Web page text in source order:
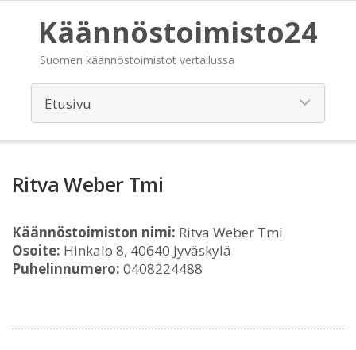
Käännöstoimisto24
Suomen käännöstoimistot vertailussa
Ritva Weber Tmi
Käännöstoimiston nimi: Ritva Weber Tmi
Osoite: Hinkalo 8, 40640 Jyväskylä
Puhelinnumero: 0408224488